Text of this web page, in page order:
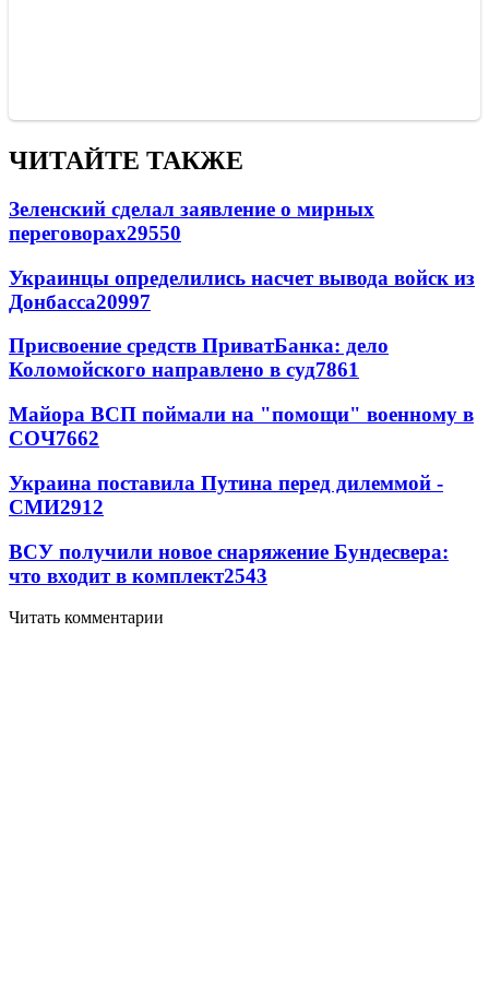
ЧИТАЙТЕ ТАКЖЕ
Зеленский сделал заявление о мирных
переговорах29550
Украинцы определились насчет вывода войск из
Донбасса20997
Присвоение средств ПриватБанка: дело
Коломойского направлено в суд7861
Майора ВСП поймали на "помощи" военному в
СОЧ7662
Украина поставила Путина перед дилеммой -
СМИ2912
ВСУ получили новое снаряжение Бундесвера:
что входит в комплект2543
Читать комментарии